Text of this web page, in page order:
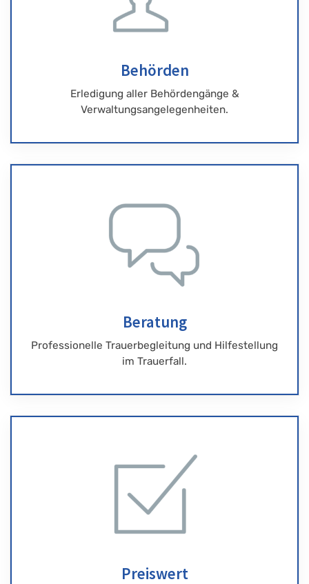
Behörden
Erledigung aller Behördengänge &
Verwaltungsangelegenheiten.
Beratung
Professionelle Trauerbegleitung und Hilfestellung
im Trauerfall.
Preiswert